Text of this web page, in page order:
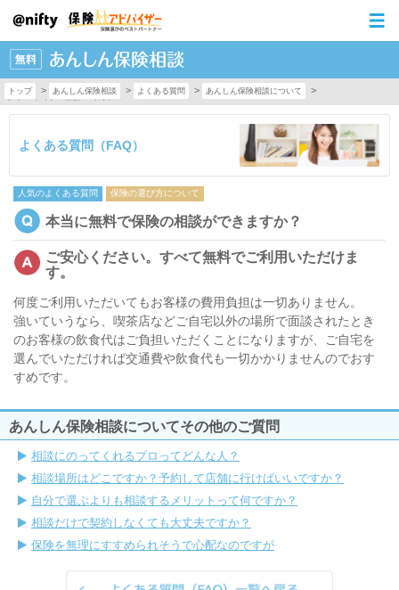
トップ > あんしん保険相談 > よくある質問 > あんしん保険相談について
>
本当に無料で保険の相談ができますか？
よくある質問（FAQ）
人気のよくある質問 保険の選び方について
本当に無料で保険の相談ができますか？
ご安心ください。すべて無料でご利用いただけま
す。
何度ご利用いただいてもお客様の費用負担は一切ありません。
強いていうなら、喫茶店などご自宅以外の場所で面談されたとき
のお客様の飲食代はご負担いただくことになりますが、ご自宅を
選んでいただければ交通費や飲食代も一切かかりませんのでおす
すめです。
あんしん保険相談についてその他のご質問
相談にのってくれるプロってどんな人？
相談場所はどこですか？予約して店舗に行けばいいですか？
自分で選ぶよりも相談するメリットって何ですか？
相談だけで契約しなくても大丈夫ですか？
保険を無理にすすめられそうで心配なのですが